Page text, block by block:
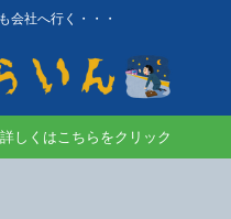
会社へ行く・・・
しくはこちらをクリック